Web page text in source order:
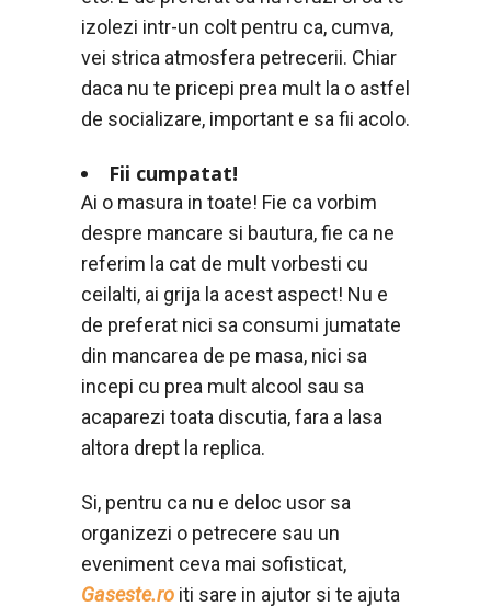
izolezi intr-un colt pentru ca, cumva,
vei strica atmosfera petrecerii. Chiar
daca nu te pricepi prea mult la o astfel
de socializare, important e sa fii acolo.
Fii cumpatat!
Ai o masura in toate! Fie ca vorbim
despre mancare si bautura, fie ca ne
referim la cat de mult vorbesti cu
ceilalti, ai grija la acest aspect! Nu e
de preferat nici sa consumi jumatate
din mancarea de pe masa, nici sa
incepi cu prea mult alcool sau sa
acaparezi toata discutia, fara a lasa
altora drept la replica.
Si, pentru ca nu e deloc usor sa
organizezi o petrecere sau un
eveniment ceva mai sofisticat,
Gaseste.ro iti sare in ajutor si te ajuta